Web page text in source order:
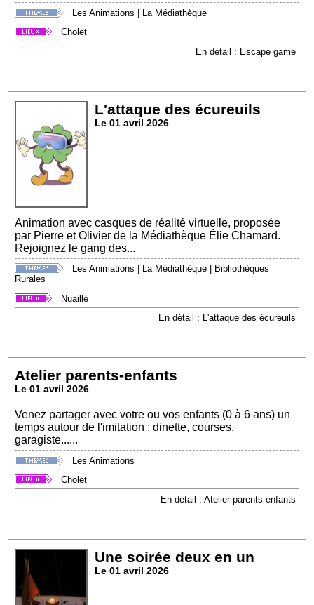
Les Animations
La Médiathèque
Cholet
En détail : Escape game
L'attaque des écureuils
Le 01 avril 2026
Animation avec casques de réalité virtuelle, proposée
par Pierre et Olivier de la Médiathèque Élie Chamard.
Rejoignez le gang des...
Les Animations La Médiathèque
Bibliothèques
Rurales
Nuaillé
En détail : L'attaque des écureuils
Atelier parents-enfants
Le 01 avril 2026
Venez partager avec votre ou vos enfants (0 à 6 ans) un
temps autour de l'imitation : dinette, courses,
garagiste......
Les Animations
Cholet
En détail : Atelier parents-enfants
Une soirée deux en un
Le 01 avril 2026